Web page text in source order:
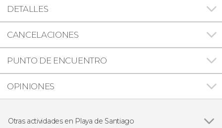
DETALLES
CANCELACIONES
PUNTO DE ENCUENTRO
OPINIONES
Otras actividades en Playa de Santiago